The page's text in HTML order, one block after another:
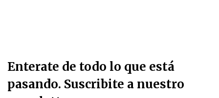
Enterate de todo lo que está
pasando. Suscribite a nuestro